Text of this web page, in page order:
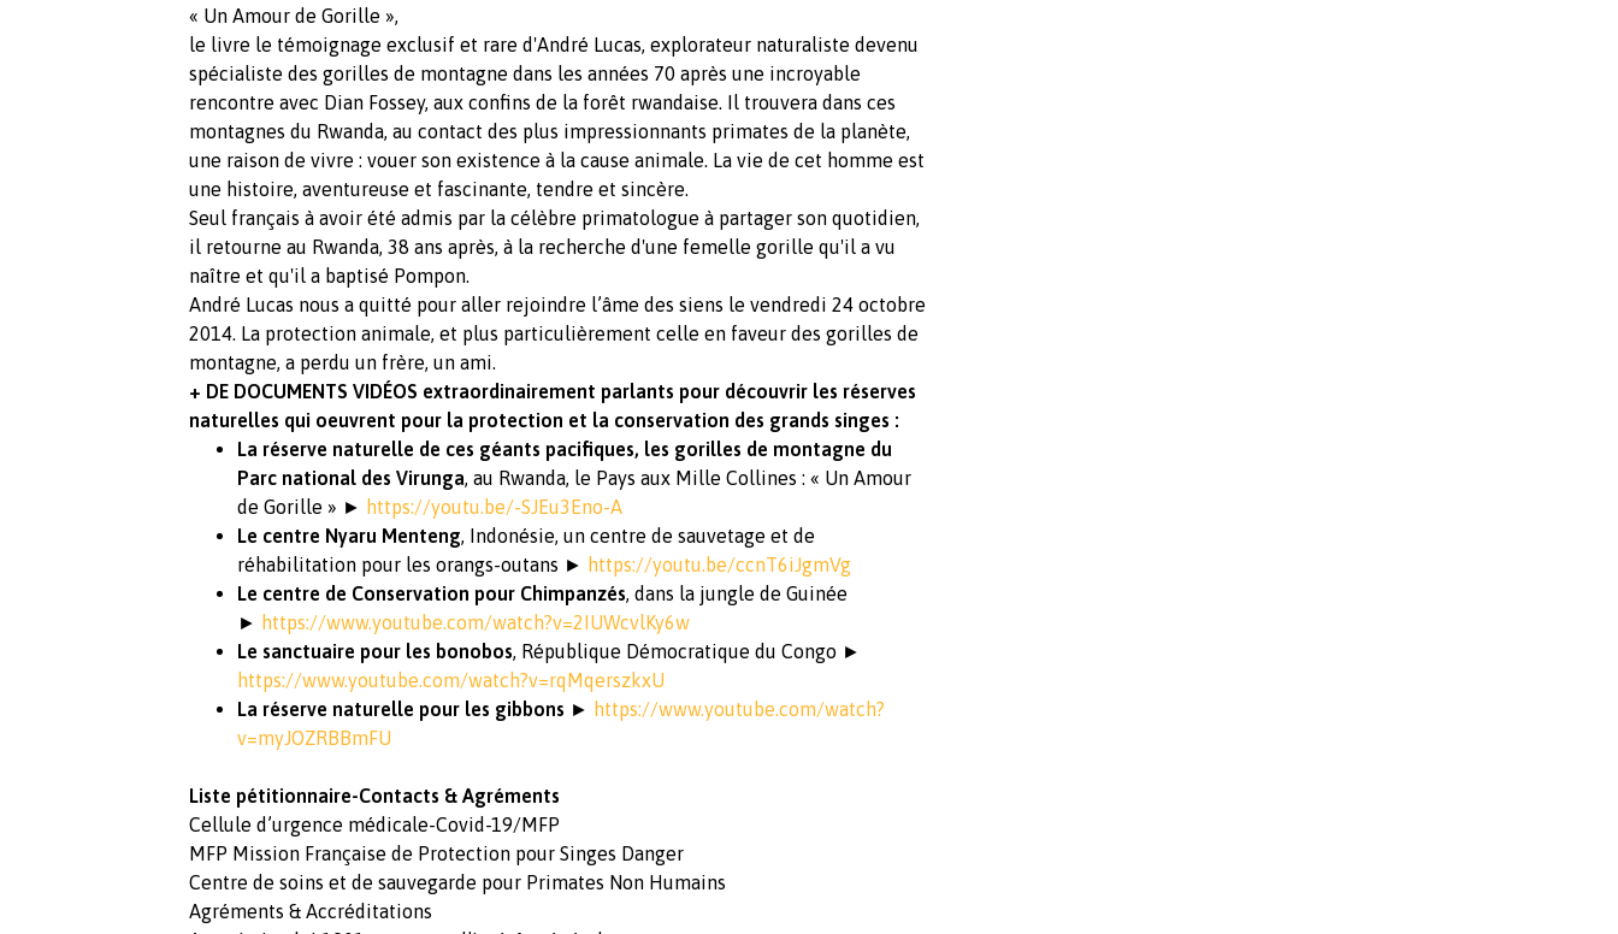
« Un Amour de Gorille »,
le livre le témoignage exclusif et rare d'André Lucas, explorateur naturaliste devenu
spécialiste des gorilles de montagne dans les années 70 après une incroyable
rencontre avec Dian Fossey, aux confins de la forêt rwandaise. Il trouvera dans ces
montagnes du Rwanda, au contact des plus impressionnants primates de la planète,
une raison de vivre : vouer son existence à la cause animale. La vie de cet homme est
une histoire, aventureuse et fascinante, tendre et sincère.
Seul français à avoir été admis par la célèbre primatologue à partager son quotidien,
il retourne au Rwanda, 38 ans après, à la recherche d'une femelle gorille qu'il a vu
naître et qu'il a baptisé Pompon.
André Lucas nous a quitté pour aller rejoindre l’âme des siens le vendredi 24 octobre
2014. La protection animale, et plus particulièrement celle en faveur des gorilles de
montagne, a perdu un frère, un ami.
+ DE DOCUMENTS VIDÉOS extraordinairement parlants pour découvrir les réserves
naturelles qui oeuvrent pour la protection et la conservation des grands singes :
La réserve naturelle de ces géants pacifiques, les gorilles de montagne du
Parc national des Virunga, au Rwanda, le Pays aux Mille Collines : « Un Amour
de Gorille » ► https://youtu.be/-SJEu3Eno-A
Le centre Nyaru Menteng, Indonésie, un centre de sauvetage et de
réhabilitation pour les orangs-outans ► https://youtu.be/ccnT6iJgmVg
Le centre de Conservation pour Chimpanzés, dans la jungle de Guinée
► https://www.youtube.com/watch?v=2IUWcvlKy6w
Le sanctuaire pour les bonobos, République Démocratique du Congo ►
https://www.youtube.com/watch?v=rqMqerszkxU
La réserve naturelle pour les gibbons ► https://www.youtube.com/watch?
v=myJOZRBBmFU
Liste pétitionnaire-Contacts & Agréments
Cellule d’urgence médicale-Covid-19/MFP
MFP Mission Française de Protection pour Singes Danger
Centre de soins et de sauvegarde pour Primates Non Humains
Agréments & Accréditations